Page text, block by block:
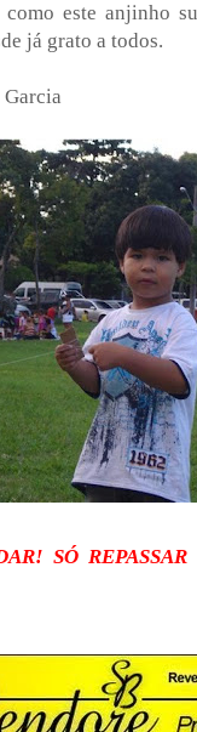
este anjinho
já grato a todos.
SÓ